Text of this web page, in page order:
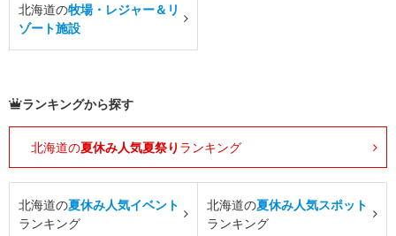
北海道の牧場・レジャー＆リ
ゾート施設
ランキングから探す
北海道の夏休み人気夏祭り ランキング
北海道の夏休み人気イベント
ランキング
北海道の夏休み人気スポット
ランキング